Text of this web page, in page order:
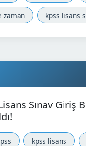
zaman kpss lisans
Sınav Giriş
kpss lisans